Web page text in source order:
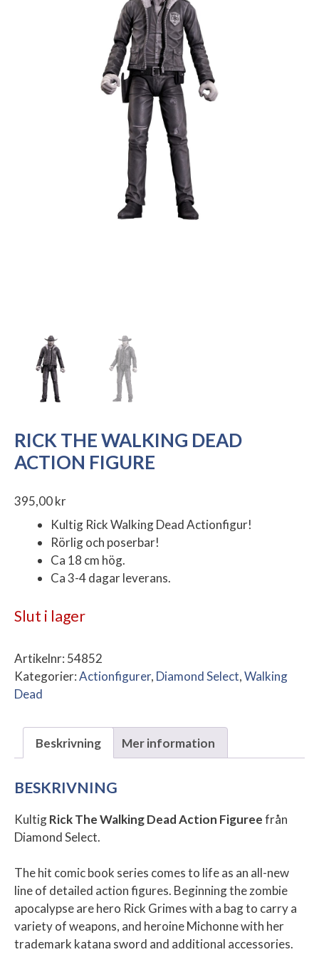
RICK THE WALKING DEAD
ACTION FIGURE
395,00kr
Kultig Rick Walking Dead Actionfigur!
Rörlig och poserbar!
Ca 18 cm hög.
Ca 3-4 dagar leverans.
Slut i lager
Artikelnr: 54852
Kategorier:Actionfigurer, Diamond Select,Walking
Dead
Beskrivning Mer information
BESKRIVNING
KultigRick The Walking Dead Action Figureefrån
Diamond Select.
The hit comic book series comes to life as an all-new
line of detailed action figures. Beginning the zombie
apocalypse are hero Rick Grimes with a bag to carry a
variety of weapons, and heroine Michonne with her
trademark katana sword and additional accessories.